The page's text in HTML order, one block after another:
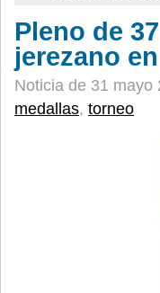
Pleno de
jerezano
Noticia de 31 mayo
medallas, torneo